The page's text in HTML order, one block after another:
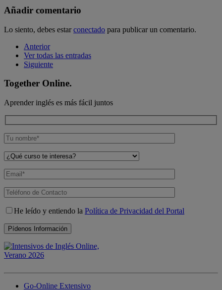
Añadir comentario
Lo siento, debes estarconectado para publicar un comentario.
Anterior
Ver todas las entradas
Siguiente
Together Online.
Aprender inglés es más fácil juntos
He leído y entiendo la Política de Privacidad del Portal
Go-Online Extensivo